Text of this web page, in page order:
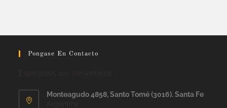
Pongase En Contacto
Monteagudo 4858, Santo Tomé (3016). Santa Fe